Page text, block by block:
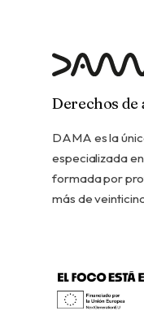
Derechos de
DAMA es la
especializada
formada por
más de